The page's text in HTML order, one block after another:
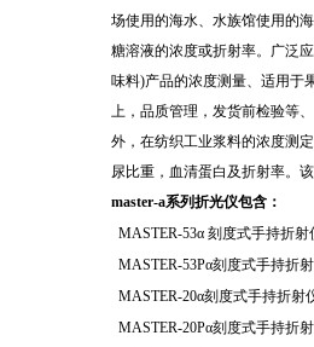
场使用的海水、水族馆使用的
糖溶液的浓度或折射率。广泛
味料)产品的浓度测量、适用于
上，品质管理，发货前检验等
外，在纺织工业浆料的浓度测
尿比重，血清蛋白及折射率。
master-a系列折光仪包含：
MASTER-53α 刻度式手持折射
MASTER-53Pα刻度式手持折
MASTER-20α刻度式手持折射
MASTER-20Pα刻度式手持折